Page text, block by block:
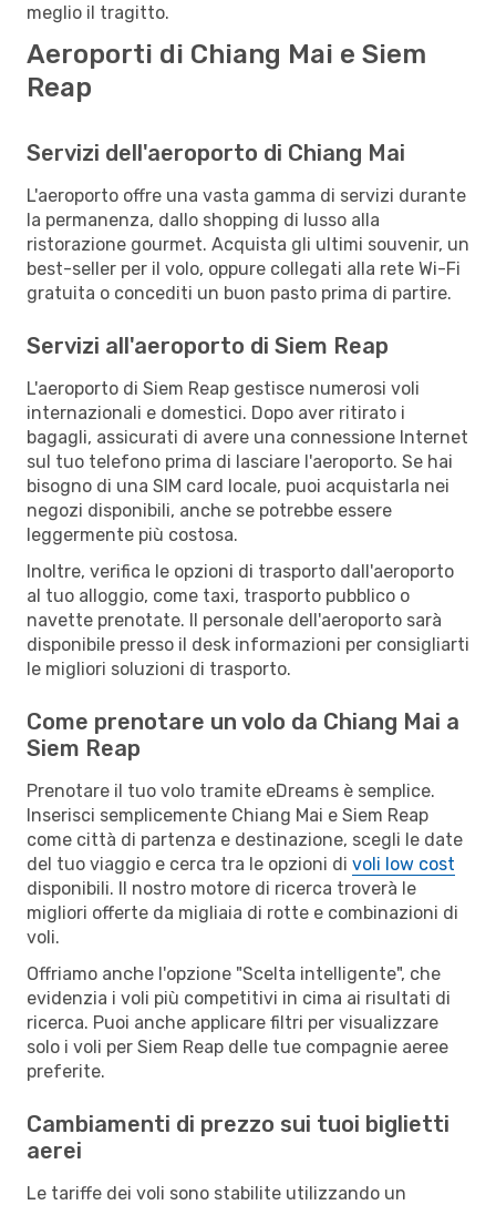
meglio il tragitto.
Aeroporti di Chiang Mai e Siem
Reap
Servizi dell'aeroporto di Chiang Mai
L'aeroporto offre una vasta gamma di servizi durante
la permanenza, dallo shopping di lusso alla
ristorazione gourmet. Acquista gli ultimi souvenir, un
best-seller per il volo, oppure collegati alla rete Wi-Fi
gratuita o concediti un buon pasto prima di partire.
Servizi all'aeroporto di Siem Reap
L'aeroporto di Siem Reap gestisce numerosi voli
internazionali e domestici. Dopo aver ritirato i
bagagli, assicurati di avere una connessione Internet
sul tuo telefono prima di lasciare l'aeroporto. Se hai
bisogno di una SIM card locale, puoi acquistarla nei
negozi disponibili, anche se potrebbe essere
leggermente più costosa.
Inoltre, verifica le opzioni di trasporto dall'aeroporto
al tuo alloggio, come taxi, trasporto pubblico o
navette prenotate. Il personale dell'aeroporto sarà
disponibile presso il desk informazioni per consigliarti
le migliori soluzioni di trasporto.
Come prenotare un volo da Chiang Mai a
Siem Reap
Prenotare il tuo volo tramite eDreams è semplice.
Inserisci semplicemente Chiang Mai e Siem Reap
come città di partenza e destinazione, scegli le date
del tuo viaggio e cerca tra le opzioni di voli low cost
disponibili. Il nostro motore di ricerca troverà le
migliori offerte da migliaia di rotte e combinazioni di
voli.
Offriamo anche l'opzione "Scelta intelligente", che
evidenzia i voli più competitivi in cima ai risultati di
ricerca. Puoi anche applicare filtri per visualizzare
solo i voli per Siem Reap delle tue compagnie aeree
preferite.
Cambiamenti di prezzo sui tuoi biglietti
aerei
Le tariffe dei voli sono stabilite utilizzando un